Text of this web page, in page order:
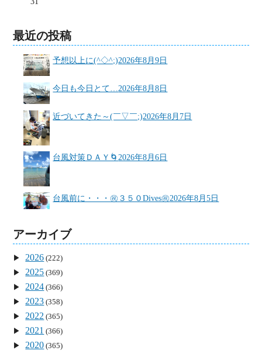
最近の投稿
予想以上に(^◇^;)2026年8月9日
今日も今日とて… 2026年8月8日
近づいてきた～(￣▽￣;)2026年8月7日
台風対策ＤＡＹ🌀 2026年8月6日
台風前に・・・㊗３５０Dives㊗2026年8月5日
アーカイブ
2026 (222)
2025 (369)
2024 (366)
2023 (358)
2022 (365)
2021 (366)
2020 (365)